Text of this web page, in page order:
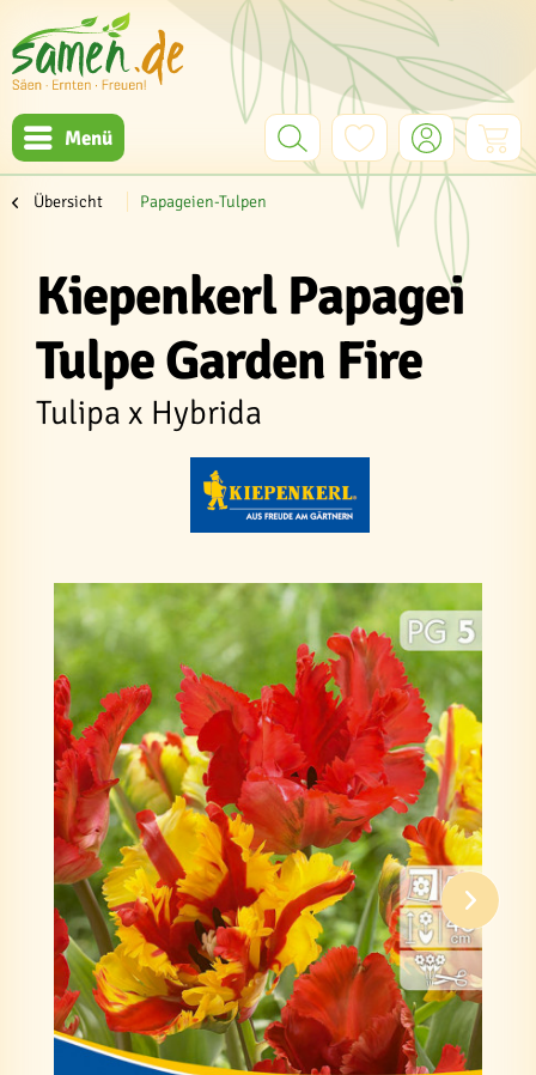
Menü
Übersicht Papageien-Tulpen
Kiepenkerl Papagei
Tulpe Garden Fire
Tulipa x Hybrida